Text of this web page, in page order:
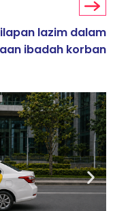
lazim dalam
ibadah korban